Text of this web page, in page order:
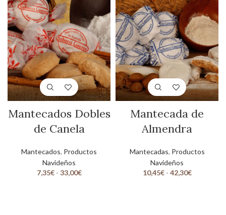
Mantecados Dobles
de Canela
Mantecados, Productos
Navideños
7,35€ - 33,00€
Mantecada de
Almendra
Mantecadas, Productos
Navideños
10,45€ - 42,30€